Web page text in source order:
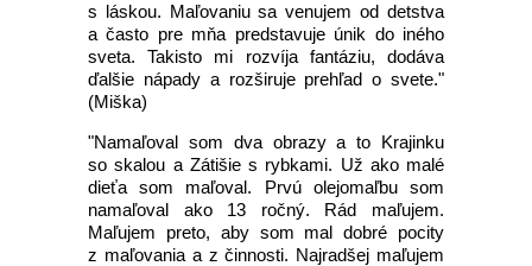
s láskou. Maľovaniu sa venujem od detstva
a často pre mňa predstavuje únik do iného
sveta. Takisto mi rozvíja fantáziu, dodáva
ďalšie nápady a rozširuje prehľad o svete."
(Miška)
"Namaľoval som dva obrazy a to Krajinku
so skalou a Zátišie s rybkami. Už ako malé
dieťa som maľoval. Prvú olejomaľbu som
namaľoval ako 13 ročný. Rád maľujem.
Maľujem preto, aby som mal dobré pocity
z maľovania a z činnosti. Najradšej maľujem